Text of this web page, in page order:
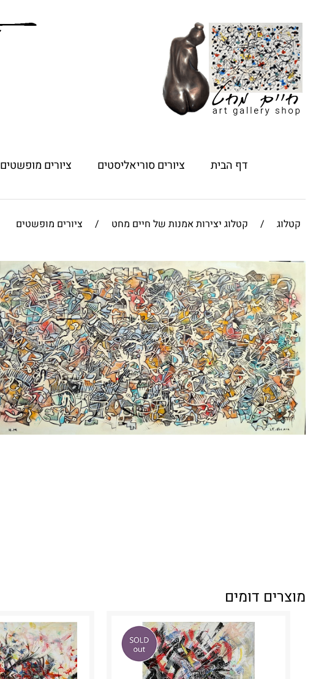
דף הבית ציורים סוריאליסטים ציורים מופשטים
קטלוג / קטלוג יצירות אמנות של חיים מחט / ציורים מופשטים
מוצרים דומים